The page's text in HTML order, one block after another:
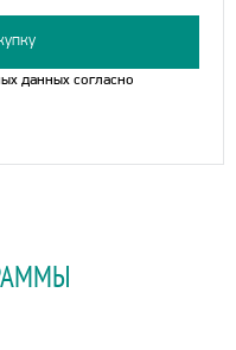
данных согласно